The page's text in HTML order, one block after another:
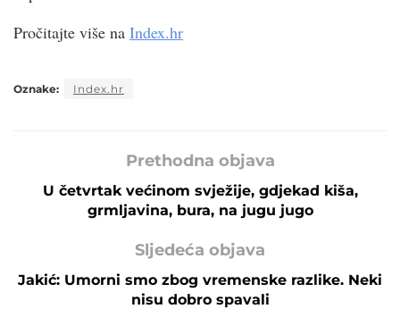
Pročitajte više na Index.hr
Oznake: Index.hr
Prethodna objava
U četvrtak većinom svježije, gdjekad kiša,
grmljavina, bura, na jugu jugo
Sljedeća objava
Jakić: Umorni smo zbog vremenske razlike. Neki
nisu dobro spavali